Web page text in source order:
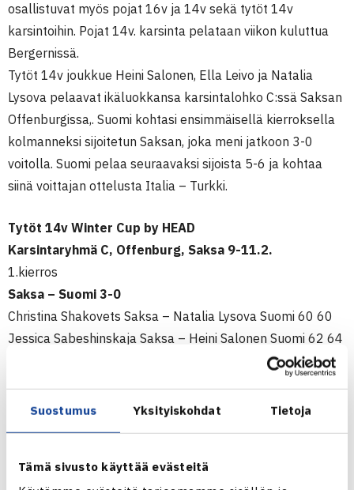
Suostumus Yksityiskohdat Tietoja
Tämä sivusto käyttää evästeitä
osallistuvat myös pojat 16v ja 14v sekä tytöt 14v
karsintoihin. Pojat 14v. karsinta pelataan viikon kuluttua
Bergernissä.
Tytöt 14v joukkue Heini Salonen, Ella Leivo ja Natalia
Lysova pelaavat ikäluokkansa karsintalohko C:ssä Saksan
Offenburgissa,. Suomi kohtasi ensimmäisellä kierroksella
kolmanneksi sijoitetun Saksan, joka meni jatkoon 3-0
voitolla. Suomi pelaa seuraavaksi sijoista 5-6 ja kohtaa
siinä voittajan ottelusta Italia – Turkki.
Tytöt 14v Winter Cup by HEAD
Karsintaryhmä C, Offenburg, Saksa 9-11.2.
1.kierros
Saksa – Suomi 3-0
Christina Shakovets Saksa – Natalia Lysova Suomi 60 60
Jessica Sabeshinskaja Saksa – Heini Salonen Suomi 62 64
Dana Oppinger/Shakovets Saksa – Ella Leivo/Salonen
Portugali – Italia 2-1, Puola – Turkki 3-0
Juuso Ojanen on karsintaryhmä C:ssa Choletissa,